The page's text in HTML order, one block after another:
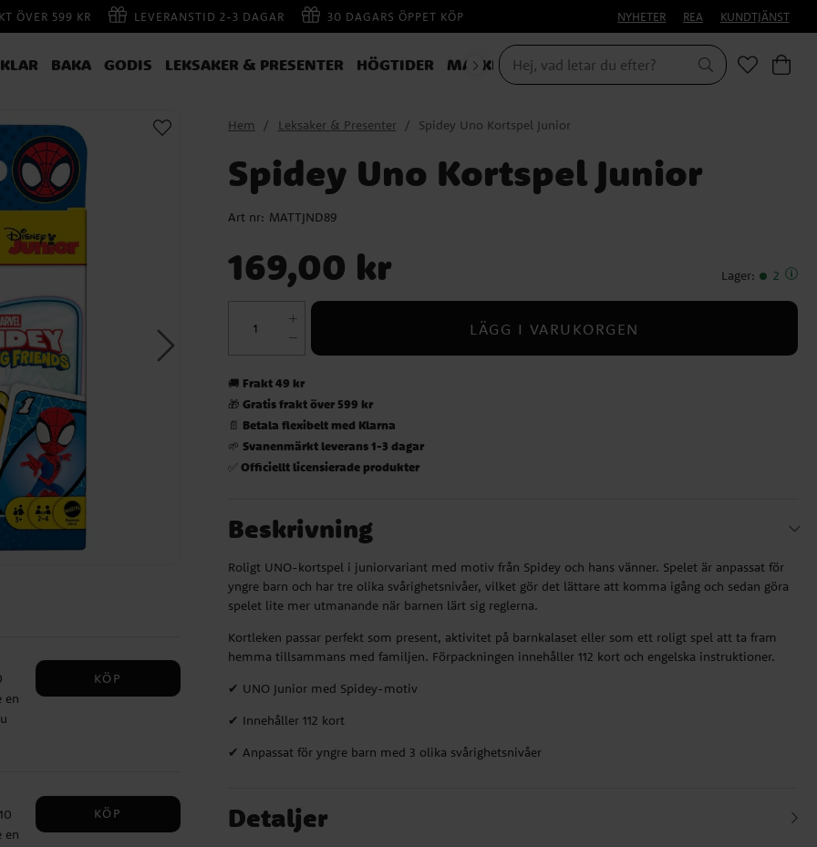
ÖVER 599 KR LEVERANSTID 2-3 DAGAR 30 DAGARS ÖPPET KÖP NYHETER REA KUNDTJÄNST
BAKA GODIS LEKSAKER & PRESENTER HÖGTIDER MASKERAD
en
KÖP
en
KÖP
Hem Leksaker & Presenter Spidey Uno Kortspel Junior
Spidey Uno Kortspel Junior
Art nr: MATTJND89
169,00 kr Lager: 2
LÄGG I VARUKORGEN
🚚 Frakt 49 kr
🎁Gratis frakt över 599 kr
📄 Betala flexibelt med Klarna
🌱Svanenmärkt leverans 1-3 dagar
✅Officiellt licensierade produkter
Beskrivning
Roligt UNO-kortspel i juniorvariant med motiv från Spidey och hans vänner. Spelet är anpassat för
yngre barn och har tre olika svårighetsnivåer, vilket gör det lättare att komma igång och sedan göra
spelet lite mer utmanande när barnen lärt sig reglerna.
Kortleken passar perfekt som present, aktivitet på barnkalaset eller som ett roligt spel att ta fram
hemma tillsammans med familjen. Förpackningen innehåller 112 kort och engelska instruktioner.
✔ UNO Junior med Spidey-motiv
✔ Innehåller 112 kort
✔ Anpassat för yngre barn med 3 olika svårighetsnivåer
Detaljer